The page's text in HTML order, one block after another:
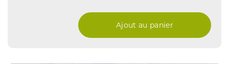
Ajout au panier